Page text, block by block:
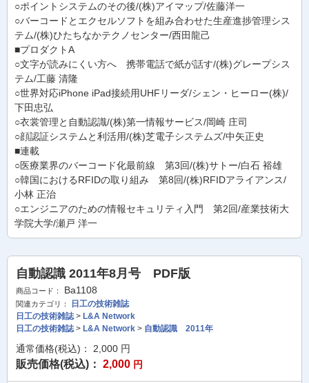
○ポイントシステムのその後/(株)アイマップ/佐藤洋一
○バーコードとエクセルソフトを組み合わせた生産進捗管理シス
テム/(株)ひたちなかテクノセンター/西田龍己
■プロダクトA
○文字が読みにくい方へ 携帯電話で紙が話す/(株)グレープシス
テム/工藤 清隆
○世界対応iPhone iPad接続用UHFリーダ/シェン・ヒーロー(株)/
下田忠弘
○衣裳管理と自動認識/(株)第一情報サービス/岡崎 庄司
○顔認証システムと利活用/(株)芝電子システムズ/中矢正史
■連載
○医療業界のバーコード化最前線 第3回/(株)サトー/白石 裕雄
○韓国におけるRFIDの取り組み 第8回/(株)RFIDアライアンス/
小林 正治
○エンジニアのための情報セキュリティ入門 第2回/産業技術大
学院大学/瀬戸 洋一
自動認識 2011年8月号 PDF版
商品コード： Ba1108
関連カテゴリ：
日工の技術雑誌
日工の技術雑誌> L&A Network
日工の技術雑誌> L&A Network > 自動認識 2011年
通常価格(税込)： 2,000 円
販売価格(税込)： 2,000 円